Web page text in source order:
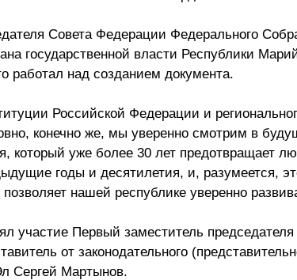
Совета Федерации Федерального
государственной власти Республики
работал над созданием документа.
Российской Федерации и
конечно же, мы уверенно смотрим в
который уже более 30 лет предотвращает
годы и десятилетия, и, разумеется,
позволяет нашей республике уверенно
участие Первый заместитель
от законодательного
Сергей Мартынов.